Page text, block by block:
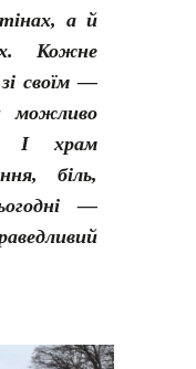
а й
Кожне
своїм —
І храм
біль,
—